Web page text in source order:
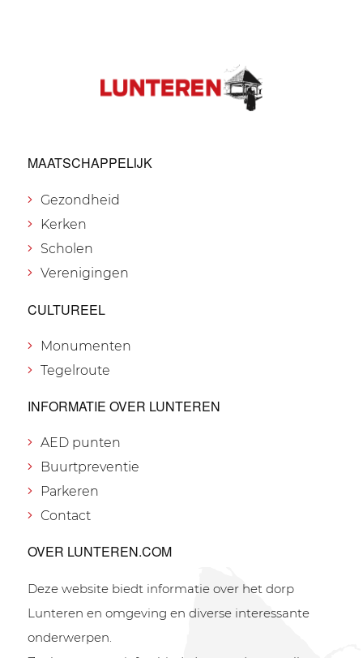
MAATSCHAPPELIJK
Gezondheid
Kerken
Scholen
Verenigingen
CULTUREEL
Monumenten
Tegelroute
INFORMATIE OVER LUNTEREN
AED punten
Buurtpreventie
Parkeren
Contact
OVER LUNTEREN.COM
Deze website biedt informatie over het dorp
Lunteren en omgeving en diverse interessante
onderwerpen.